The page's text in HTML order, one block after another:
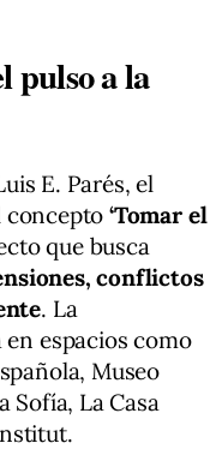
pulso a la
E. Parés, el
concepto‘Tomar el
que busca
conflictos
. La
espacios como
Museo
Sofía, La Casa